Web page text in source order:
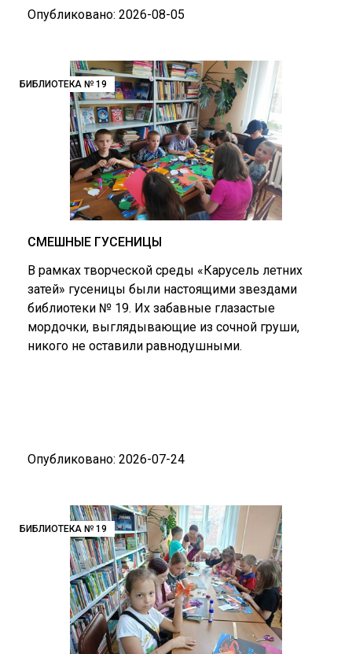
Опубликовано: 2026-08-05
БИБЛИОТЕКА № 19
СМЕШНЫЕ ГУСЕНИЦЫ
В рамках творческой среды «Карусель летних
затей» гусеницы были настоящими звездами
библиотеки № 19. Их забавные глазастые
мордочки, выглядывающие из сочной груши,
никого не оставили равнодушными.
Опубликовано: 2026-07-24
БИБЛИОТЕКА № 19